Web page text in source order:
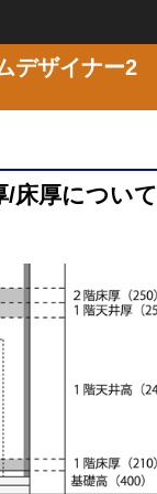
デザイナー2
/床厚について